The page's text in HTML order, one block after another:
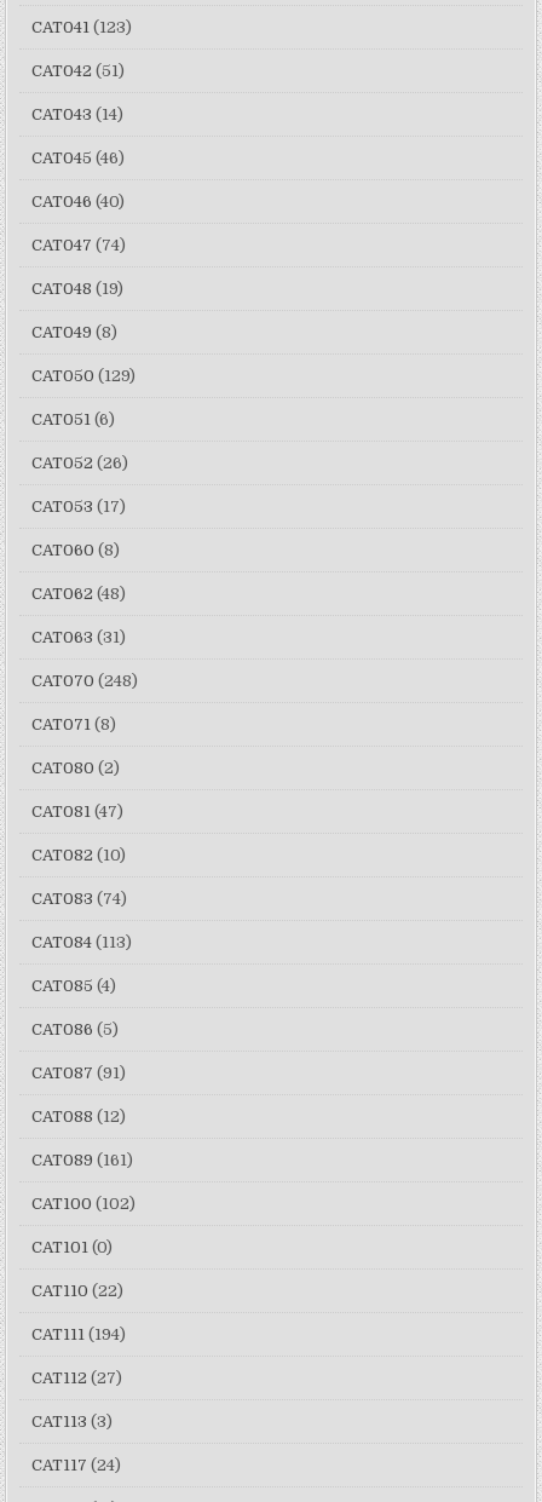
CAT041 (123)
CAT042 (51)
CAT043 (14)
CAT045 (46)
CAT046 (40)
CAT047 (74)
CAT048 (19)
CAT049 (8)
CAT050 (129)
CAT051 (6)
CAT052 (26)
CAT053 (17)
CAT060 (8)
CAT062 (48)
CAT063 (31)
CAT070 (248)
CAT071 (8)
CAT080 (2)
CAT081 (47)
CAT082 (10)
CAT083 (74)
CAT084 (113)
CAT085 (4)
CAT086 (5)
CAT087 (91)
CAT088 (12)
CAT089 (161)
CAT100 (102)
CAT101 (0)
CAT110 (22)
CAT111 (194)
CAT112 (27)
CAT113 (3)
CAT117 (24)